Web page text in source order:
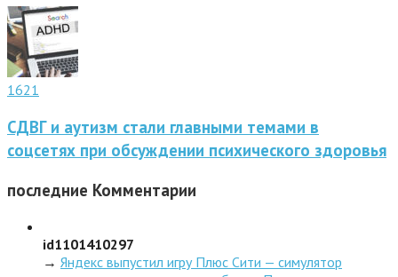
1621
СДВГ и аутизм стали главными темами в
соцсетях при обсуждении психического здоровья
последние Комментарии
id1101410297
→ Яндекс выпустил игру Плюс Сити — симулятор